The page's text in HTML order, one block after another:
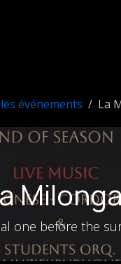
événements La
one before the